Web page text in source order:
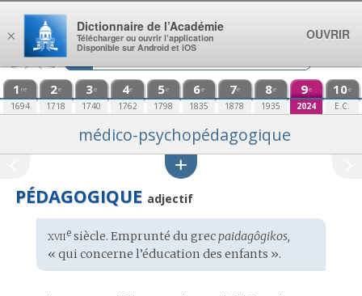
Aller au contenu
1 re
1694
2e
1718
3e
1740
4e
1762
5e
1798
6e
1835
7e
1878
8e
1935
9e
2024
10e
E.C.
médico-psychopédagogique
PÉDAGOGIQUE adjectif
Étymologie
:
xviiesiècle. Emprunté du grecpaidagôgikos,
« qui concerne l’éducation des enfants ».
×
Dictionnaire de l’Académie
Télécharger ou ouvrir l’application
Disponible sur Android et iOS
OUVRIR